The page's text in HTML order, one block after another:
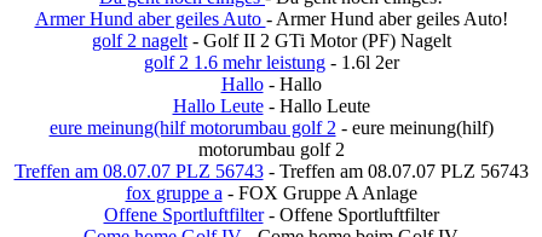
Armer Hund aber geiles Auto - Armer Hund aber geiles Auto!
golf 2 nagelt- Golf II 2 GTi Motor (PF) Nagelt
golf 2 1.6 mehr leistung- 1.6l 2er
Hallo- Hallo
Hallo Leute- Hallo Leute
eure meinung(hilf motorumbau golf 2 - eure meinung(hilf)
motorumbau golf 2
Treffen am 08.07.07 PLZ 56743- Treffen am 08.07.07 PLZ 56743
fox gruppe a - FOX Gruppe A Anlage
Offene Sportluftfilter- Offene Sportluftfilter